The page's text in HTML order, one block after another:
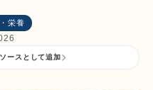
栄養
ースとして追加